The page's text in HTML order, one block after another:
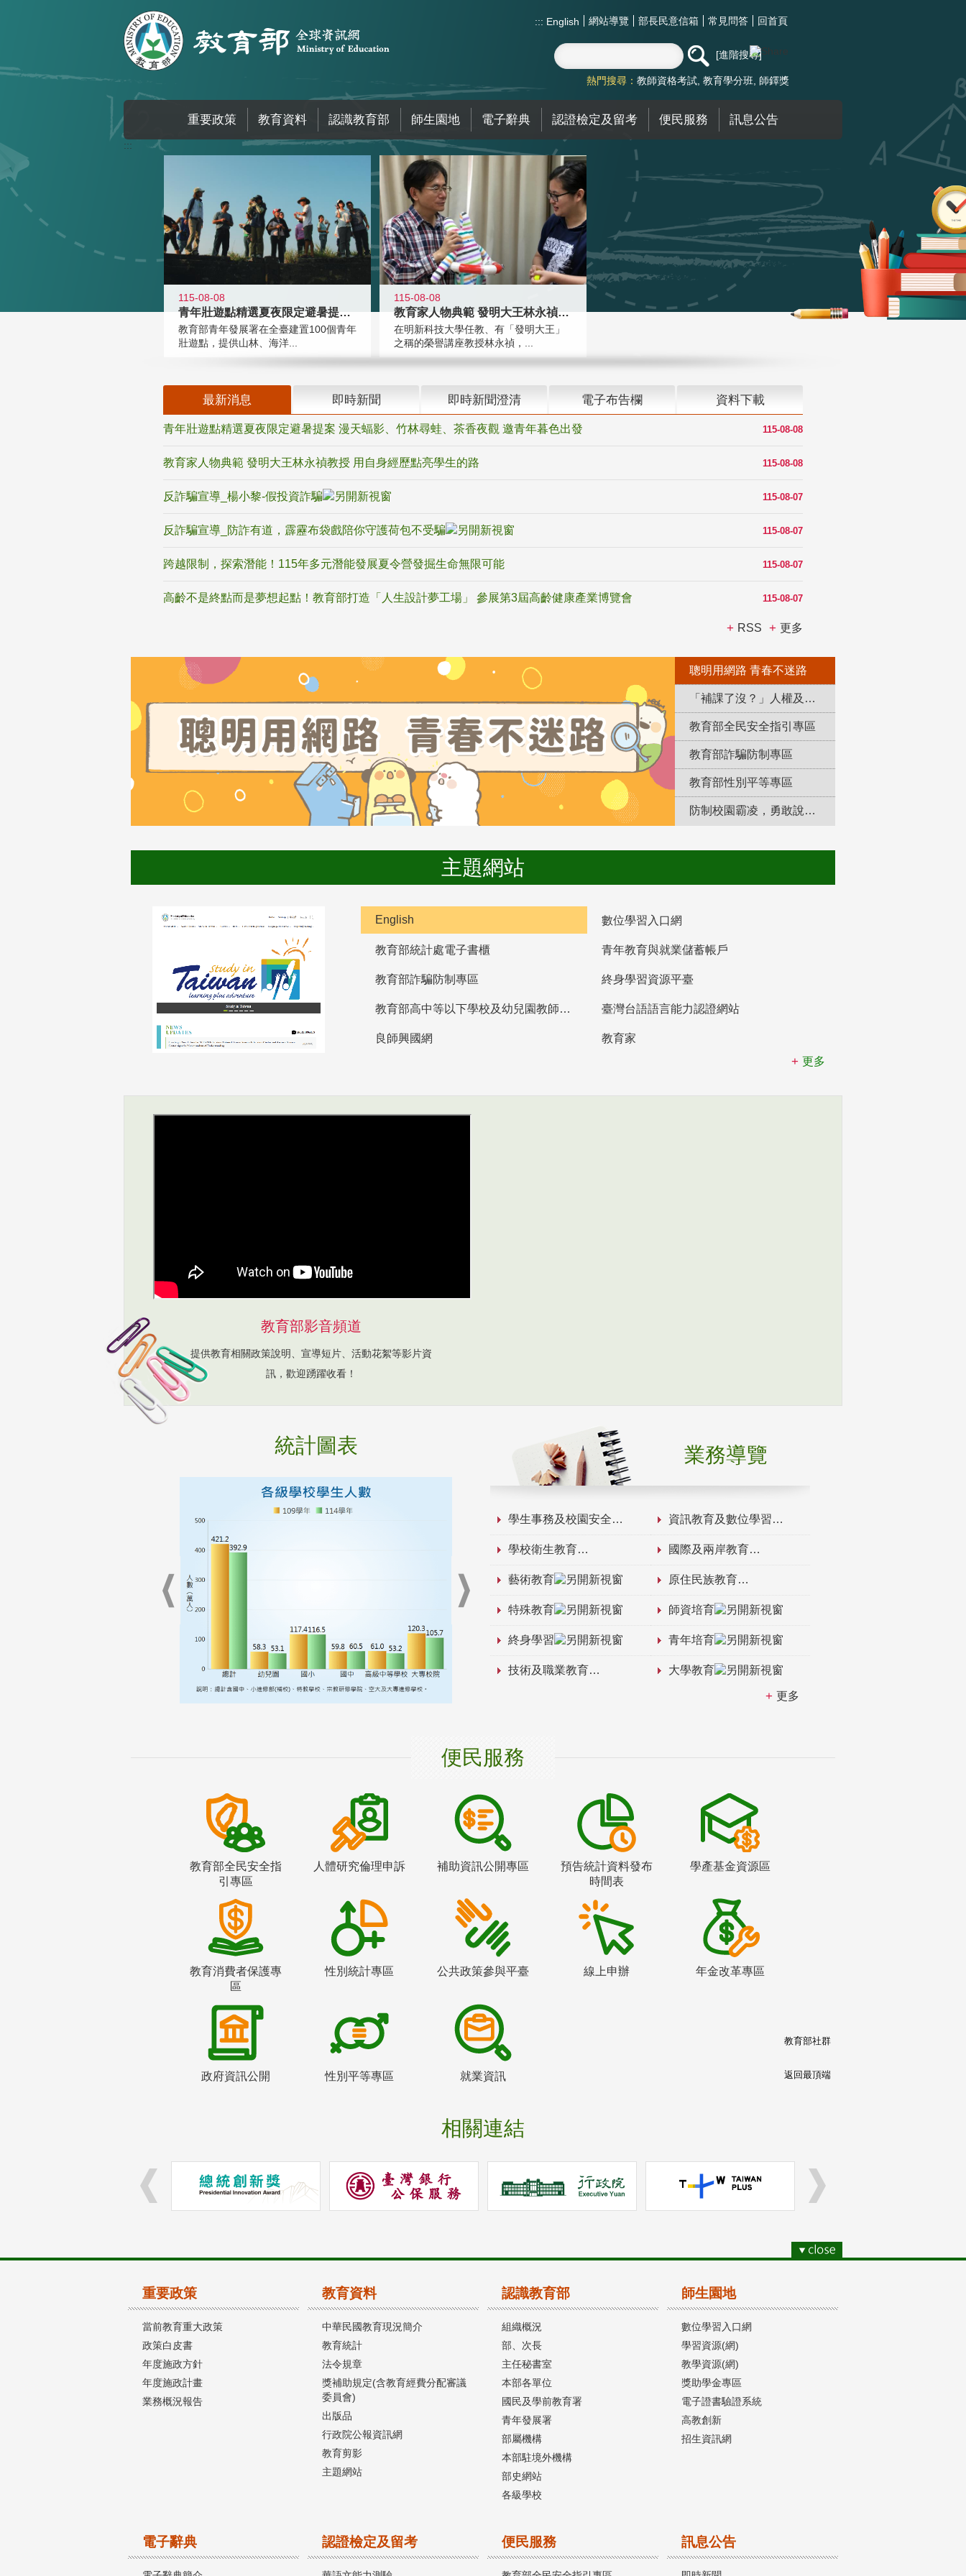
::: English 網站導覽 部長民意信箱 常見問答 回首頁
進階搜尋
熱門搜尋： 教師資格考試 教育學分班 師鐸獎
重要政策 教育資料 認識教育部 師生園地 電子辭典 認證檢定及留考 便民服務 訊息公告
:::
115-08-08
青年壯遊點精選夏夜限定避暑提案 漫
教育部青年發展署在全臺建置100個青年
壯遊點，提供山林、海洋...
115-08-08
教育家人物典範 發明大王林永禎教授
在明新科技大學任教、有「發明大王」
之稱的榮譽講座教授林永禎，...
最新消息 即時新聞 即時新聞澄清 電子布告欄 資料下載
115-08-08
青年壯遊點精選夏夜限定避暑提案 漫天蝠影、竹林尋蛙、茶香夜觀 邀青年暮色出發
115-08-08
教育家人物典範 發明大王林永禎教授 用自身經歷點亮學生的路
115-08-07
反詐騙宣導_楊小黎-假投資詐騙
115-08-07
反詐騙宣導_防詐有道，霹靂布袋戲陪你守護荷包不受騙
115-08-07
跨越限制，探索潛能！115年多元潛能發展夏令營發掘生命無限可能
115-08-07
高齡不是終點而是夢想起點！教育部打造「人生設計夢工場」 參展第3屆高齡健康產業博覽會
RSS 更多
聰明用網路 青春不迷路
「補課了沒？」人權及轉型正義教育專區
教育部全民安全指引專區
教育部詐騙防制專區
教育部性別平等專區
防制校園霸凌，勇敢說出來！
主題網站
English 數位學習入口網
教育部統計處電子書櫃 青年教育與就業儲蓄帳戶
教育部詐騙防制專區 終身學習資源平臺
教育部高中等以下學校及幼兒園教師資格檢定考試 臺灣台語語言能力認證網站
良師興國網
教育家
更多
教育部影音頻道
提供教育相關政策說明、宣導短片、活動花絮等影片資
訊，歡迎踴躍收看！
統計圖表 業務導覽
學生事務及校園安全 資訊教育及數位學習
學校衛生教育 國際及兩岸教育
藝術教育 原住民族教育
特殊教育 師資培育
終身學習 青年培育
技術及職業教育 大學教育
更多
便民服務
教育部全民安全指
引專區
人體研究倫理申訴 補助資訊公開專區
預告統計資料發布
時間表
學產基金資源區
教育消費者保護專
區
性別統計專區 公共政策參與平臺 線上申辦 年金改革專區
政府資訊公開 性別平等專區 就業資訊
相關連結
教育部社群
返回最頂端
重要政策
當前教育重大政策
政策白皮書
年度施政方針
年度施政計畫
業務概況報告
教育資料
中華民國教育現況簡介
教育統計
法令規章
獎補助規定(含教育經費分配審議
委員會)
出版品
行政院公報資訊網
教育剪影
主題網站
認識教育部
組織概況
部、次長
主任秘書室
本部各單位
國民及學前教育署
青年發展署
部屬機構
本部駐境外機構
部史網站
各級學校
師生園地
數位學習入口網
學習資源(網)
教學資源(網)
獎助學金專區
電子證書驗證系統
高教創新
招生資訊網
電子辭典 認證檢定及留考 便民服務 訊息公告